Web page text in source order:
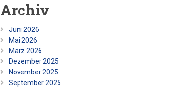
Archiv
Juni 2026
Mai 2026
März 2026
Dezember 2025
November 2025
September 2025